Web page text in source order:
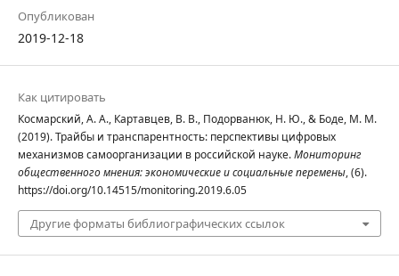
Опубликован
2019-12-18
Как цитировать
Космарский, А. А., Картавцев, В. В., Подорванюк, Н. Ю., & Боде, М. М.
(2019). Трайбы и транспарентность: перспективы цифровых
механизмов самоорганизации в российской науке.Мониторинг
общественного мнения: экономические и социальные перемены, (6).
https://doi.org/10.14515/monitoring.2019.6.05
Другие форматы библиографических ссылок